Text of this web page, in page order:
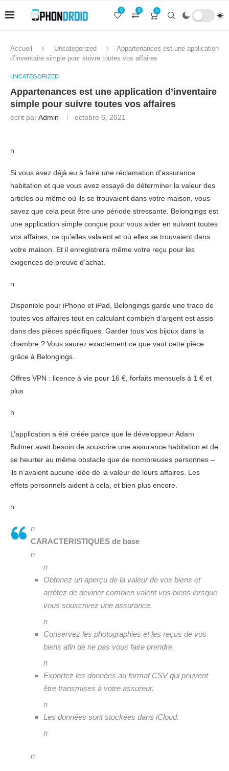
0
0
0
Accueil Uncategorized
Appartenances est une application
d’inventaire simple pour suivre toutes vos affaires
UNCATEGORIZED
Appartenances est une application d’inventaire
simple pour suivre toutes vos affaires
écrit parAdmin octobre 6, 2021
n
Si vous avez déjà eu à faire une réclamation d’assurance
habitation et que vous avez essayé de déterminer la valeur des
articles ou même où ils se trouvaient dans votre maison, vous
savez que cela peut être une période stressante. Belongings est
une application simple conçue pour vous aider en suivant toutes
vos affaires, ce qu’elles valaient et où elles se trouvaient dans
votre maison. Et il enregistrera même votre reçu pour les
exigences de preuve d’achat.
n
Disponible pour iPhone et iPad, Belongings garde une trace de
toutes vos affaires tout en calculant combien d’argent est assis
dans des pièces spécifiques. Garder tous vos bijoux dans la
chambre ? Vous saurez exactement ce que vaut cette pièce
grâce à Belongings.
Offres VPN : licence à vie pour 16 €, forfaits mensuels à 1 € et
plus
n
L’application a été créée parce que le développeur Adam
Bulmer avait besoin de souscrire une assurance habitation et de
se heurter au même obstacle que de nombreuses personnes –
ils n’avaient aucune idée de la valeur de leurs affaires. Les
effets personnels aident à cela, et bien plus encore.
n
n
CARACTERISTIQUES de base
n
n
Obtenez un aperçu de la valeur de vos biens et
arrêtez de deviner combien valent vos biens lorsque
vous souscrivez une assurance.
n
Conservez les photographies et les reçus de vos
biens afin de ne pas vous faire prendre.
n
Exportez les données au format CSV qui peuvent
être transmises à votre assureur.
n
Les données sont stockées dans iCloud.
n
n